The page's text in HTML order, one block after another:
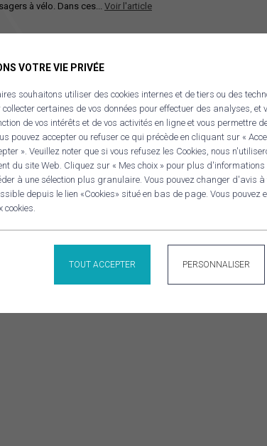
Panneau de gestion des
VOTRE VIE PRIVÉE
souhaitons utiliser des cookies internes et de tiers ou des
collecter certaines de vos données pour effectuer des analyses,
de vos intérêts et de vos activités en ligne et vous permettre
pouvez accepter ou refuser ce qui précède en cliquant sur «
». Veuillez noter que si vous refusez les Cookies, nous
du site Web. Cliquez sur « Mes choix » pour plus
à une sélection plus granulaire. Vous pouvez changer d'avis
depuis le lien «Cookies» situé en bas de page. Vous pouvez
TOUT ACCEPTER PERSONNALISER
à vélo. Dans ces... Voir l'article
14 rue Charles Le Bastard
29120 Pont-l'Abbé